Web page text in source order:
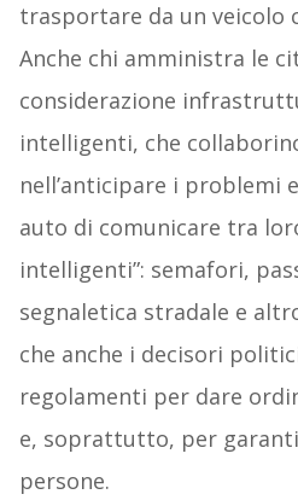
trasportare da un veicolo
Anche chi amministra le
considerazione
intelligenti, che
nell’anticipare i problemi
auto di comunicare tra
intelligenti”: semafori,
segnaletica stradale e
che anche i decisori
regolamenti per dare
e, soprattutto, per
persone.